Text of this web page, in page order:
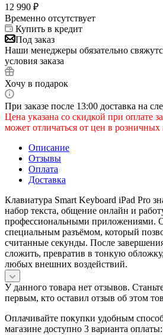
12 990 ₽
Временно отсутствует
Купить в кредит
Под заказ
Наши менеджеры обязательно
условия заказа
Хочу в подарок
При заказе после 13:00 доставка на
Цена указана со скидкой при оплате
может отличаться от цен в розничных
Описание
Отзывы
Оплата
Доставка
Клавиатура Smart Keyboard iPad Pro
набор текста, общение онлайн и
профессиональными приложениями.
специальным разъёмом, который
считанные секунды. После
сложить, превратив в тонкую
любых внешних воздействий.
У данного товара нет отзывов.
первым, кто оставил отзыв об этом
Оплачивайте покупки удобным
магазине доступно 3 варианта оплаты: